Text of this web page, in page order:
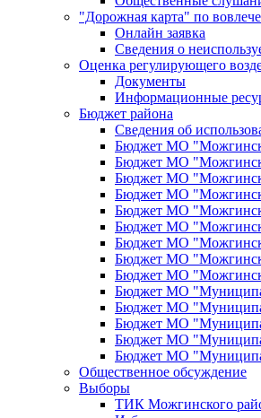
"Дорожная карта" по
Онлайн заявка
Сведения о
Оценка регулирующего
Документы
Информационные
Бюджет района
Сведения об
Бюджет МО
Бюджет МО
Бюджет МО
Бюджет МО
Бюджет МО
Бюджет МО
Бюджет МО
Бюджет МО
Бюджет МО
Бюджет МО
Бюджет МО
Бюджет МО
Бюджет МО
Бюджет МО
Общественное обсуждение
Выборы
ТИК Можгинского